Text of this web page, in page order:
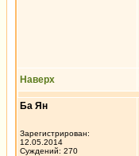
Наверх
Ба Ян
Зарегистрирован:
12.05.2014
Суждений: 270